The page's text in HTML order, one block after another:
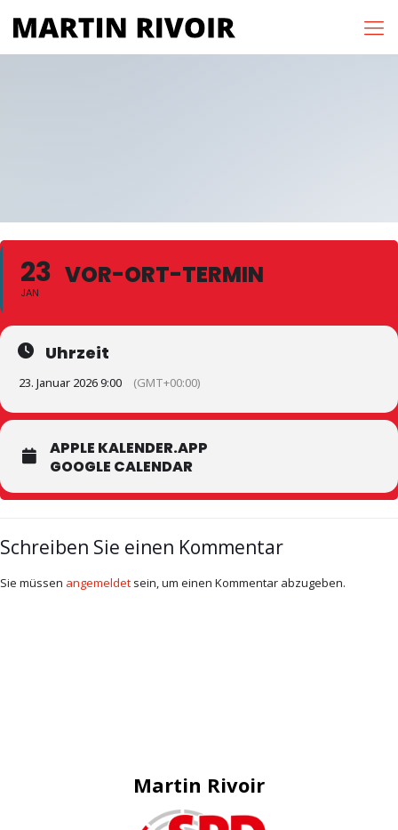
23
JAN
VOR-ORT-TERMIN
Uhrzeit
23. Januar 2026 9:00 (GMT+00:00)
APPLE KALENDER.APP
GOOGLE CALENDAR
Schreiben Sie einen Kommentar
Sie müssen angemeldet sein, um einen Kommentar abzugeben.
Martin Rivoir